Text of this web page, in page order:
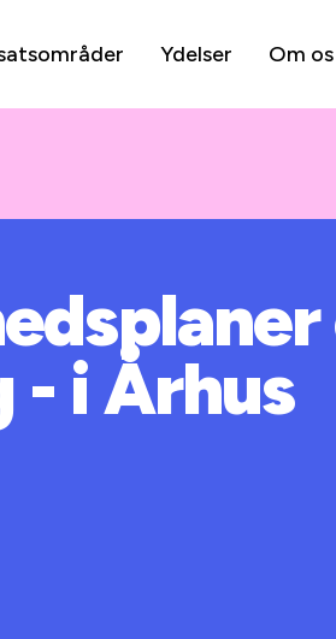
Ydelser Om os
i Århus